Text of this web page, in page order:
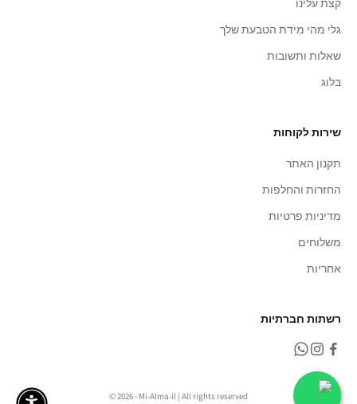
קצת עלינו
גלי מהי מידת הטבעת שלך
שאלות ותשובות
בלוג
שירות לקוחות
תקנון האתר
החזרות והחלפות
מדיניות פרטיות
משלוחים
אחריות
רשתות חברתיות
© 2026 - Mi-Alma-il | All rights reserved